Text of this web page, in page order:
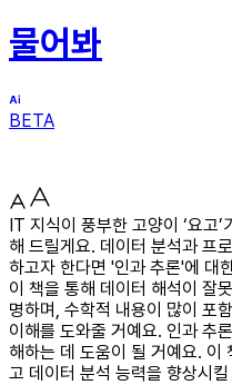
물어봐
BETA
IT 지식이 풍부한 고양이 ‘요고
해 드릴게요. 데이터 분석과 프
하고자 한다면 '인과 추론'에 대
이 책을 통해 데이터 해석이 잘
명하며, 수학적 내용이 많이 포
이해를 도와줄 거예요. 인과 추
해하는 데 도움이 될 거예요. 이
고 데이터 분석 능력을 향상시